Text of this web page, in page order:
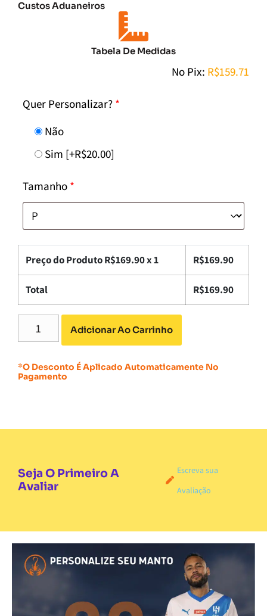
Custos Aduaneiros
Tabela De Medidas
No Pix: R$159.71
Quer Personalizar? *
Não
Sim [+R$20.00]
Tamanho *
Preço do Produto R$169.90x 1 R$169.90
Total R$169.90
Adicionar Ao Carrinho
*O Desconto É Aplicado Automaticamente No
Pagamento
Seja O Primeiro A
Avaliar
Escreva sua
Avaliação